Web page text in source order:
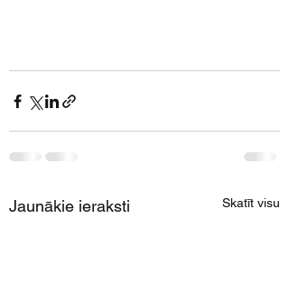
Jaunākie ieraksti Skatīt visu